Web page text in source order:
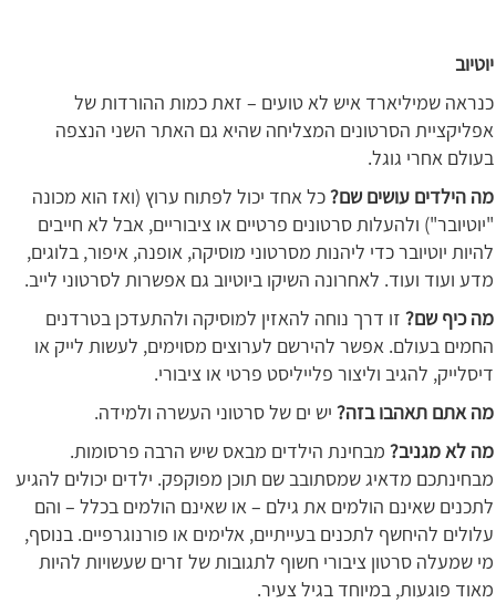
יוטיוב
כנראה שמיליארד איש לא טועים – זאת כמות ההורדות של
אפליקציית הסרטונים המצליחה שהיא גם האתר השני הנצפה
בעולם אחרי גוגל.
מה הילדים עושים שם?כל אחד יכול לפתוח ערוץ (ואז הוא מכונה
"יוטיובר") ולהעלות סרטונים פרטיים או ציבוריים, אבל לא חייבים
להיות יוטיובר כדי ליהנות מסרטוני מוסיקה, אופנה, איפור, בלוגים,
מדע ועוד ועוד. לאחרונה השיקו ביוטיוב גם אפשרות לסרטוני לייב.
מה כיף שם? זו דרך נוחה להאזין למוסיקה ולהתעדכן בטרדנים
החמים בעולם. אפשר להירשם לערוצים מסוימים, לעשות לייק או
דיסלייק, להגיב וליצור פלייליסט פרטי או ציבורי.
מה אתם תאהבו בזה? יש ים של סרטוני העשרה ולמידה.
מה לא מגניב? מבחינת הילדים מבאס שיש הרבה פרסומות.
מבחינתכם מדאיג שמסתובב שם תוכן מפוקפק. ילדים יכולים להגיע
לתכנים שאינם הולמים את גילם – או שאינם הולמים בכלל – והם
עלולים להיחשף לתכנים בעייתיים, אלימים או פורנוגרפיים. בנוסף,
מי שמעלה סרטון ציבורי חשוף לתגובות של זרים שעשויות להיות
מאוד פוגעות, במיוחד בגיל צעיר.